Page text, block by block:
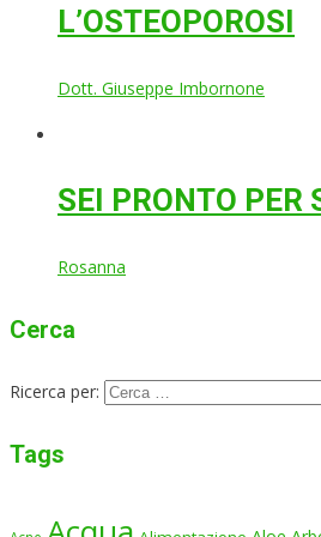
L’OSTEOPOROSI
Dott. Giuseppe Imbornone
SEI PRONTO
Rosanna
Cerca
Ricerca per:
Tags